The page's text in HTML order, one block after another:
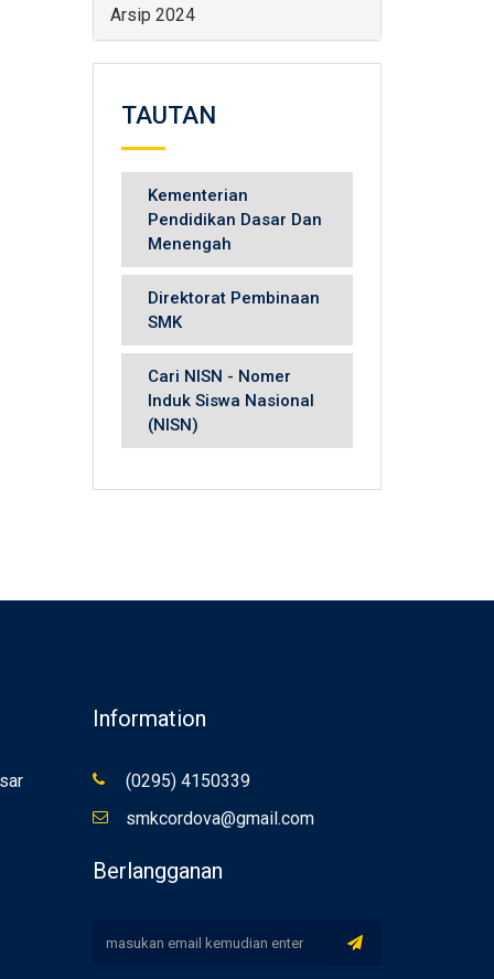
Arsip 2024
TAUTAN
Kementerian
Pendidikan Dasar Dan
Menengah
Direktorat Pembinaan
SMK
Cari NISN - Nomer
Induk Siswa Nasional
(NISN)
Information
(0295) 4150339
smkcordova@gmail.com
Berlangganan